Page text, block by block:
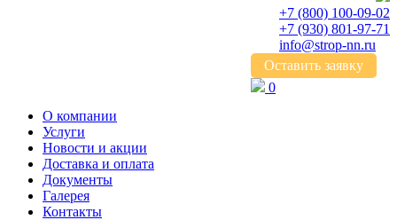
+7 (800) 100-09-02
+7 (930) 801-97-71
info@strop-nn.ru
Оставить заявку
0
О компании
Услуги
Новости и акции
Доставка и оплата
Документы
Галерея
Контакты